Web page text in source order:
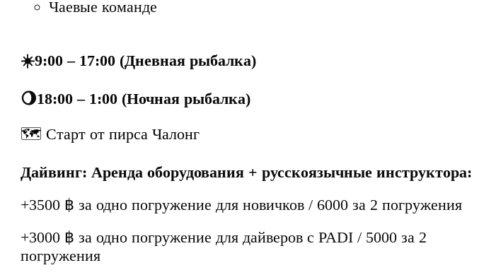
Чаевые команде
☀️9:00 – 17:00 (Дневная рыбалка)
🌖18:00 – 1:00 (Ночная рыбалка)
🗺 Старт от пирса Чалонг
Дайвинг: Аренда оборудования + русскоязычные инструктора:
+3500 ฿ за одно погружение для новичков / 6000 за 2 погружения
+3000 ฿ за одно погружение для дайверов с PADI / 5000 за 2
погружения